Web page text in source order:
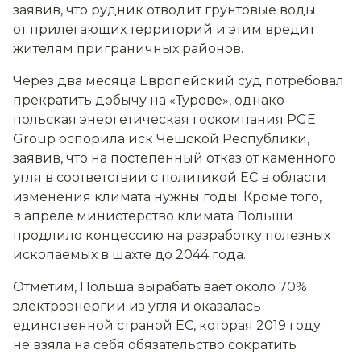
заявив, что рудник отводит грунтовые воды
от прилегающих территорий и этим вредит
жителям приграничных районов.
Через два месяца Европейский суд потребовал
прекратить добычу на «Турове», однако
польская энергетическая госкомпания PGE
Group оспорила иск Чешской Республики,
заявив, что на постепенный отказ от каменного
угля в соответствии с политикой ЕС в области
изменения климата нужны годы. Кроме того,
в апреле министерство климата Польши
продлило концессию на разработку полезных
ископаемых в шахте до 2044 года.
Отметим, Польша вырабатывает около 70%
электроэнергии из угля и оказалась
единственной страной ЕС, которая 2019 году
не взяла на себя обязательство сократить